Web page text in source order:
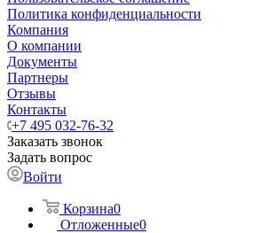
Политика конфиденциальности
Компания
О компании
Документы
Партнеры
Отзывы
Контакты
+7 495 032-76-32
Заказать звонок
Задать вопрос
Войти
Корзина0
Отложенные0